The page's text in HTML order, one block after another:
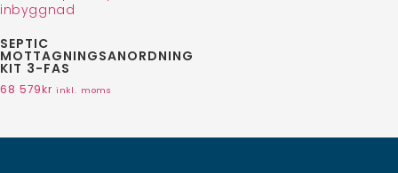
SEPTIC
MOTTAGNINGSANORDNING
KIT 3-FAS
68 579kr inkl. moms